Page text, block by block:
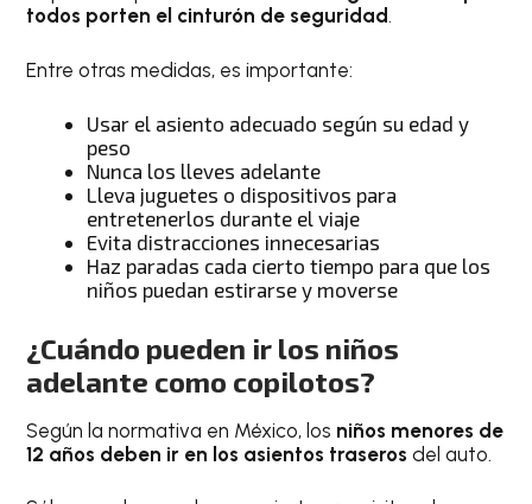
todos porten el cinturón de seguridad.
Entre otras medidas, es importante:
Usar el asiento adecuado según su edad y
peso
Nunca los lleves adelante
Lleva juguetes o dispositivos para
entretenerlos durante el viaje
Evita distracciones innecesarias
Haz paradas cada cierto tiempo para que los
niños puedan estirarse y moverse
¿Cuándo pueden ir los niños
adelante como copilotos?
Según la normativa en México, los niños menores de
12 años deben ir en los asientos traseros del auto.